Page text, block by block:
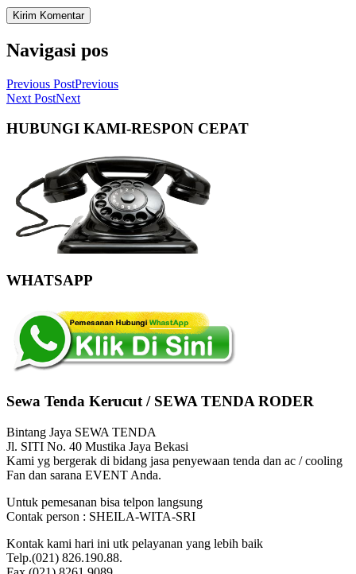
Navigasi pos
Previous PostPrevious
Next PostNext
HUBUNGI KAMI-RESPON CEPAT
WHATSAPP
Sewa Tenda Kerucut / SEWA TENDA RODER
Bintang Jaya SEWA TENDA
Jl. SITI No. 40 Mustika Jaya Bekasi
Kami yg bergerak di bidang jasa penyewaan tenda dan ac / cooling
Fan dan sarana EVENT Anda.
Untuk pemesanan bisa telpon langsung
Contak person : SHEILA-WITA-SRI
Kontak kami hari ini utk pelayanan yang lebih baik
Telp.(021) 826.190.88.